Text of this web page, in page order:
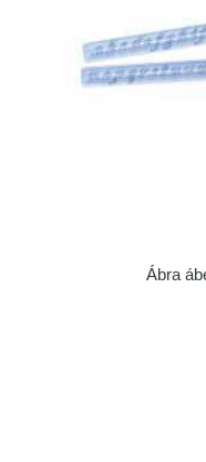
Ábra